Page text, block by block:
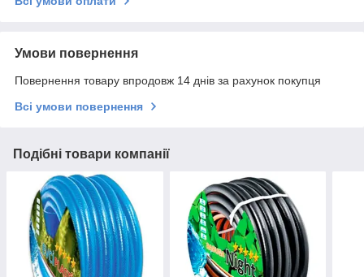
Умови повернення
Повернення товару впродовж 14 днів за рахунок покупця
Всі умови повернення
Подібні товари компанії